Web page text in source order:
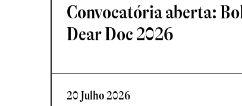
Convocatória aberta:
Dear Doc 2026
20 Julho 2026